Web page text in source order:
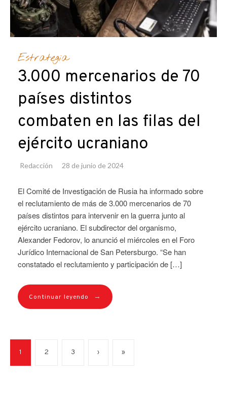
Estrategia
3.000 mercenarios de 70
países distintos
combaten en las filas del
ejército ucraniano
Redacción 28 de junio de 2024
El Comité de Investigación de Rusia ha informado sobre
el reclutamiento de más de 3.000 mercenarios de 70
países distintos para intervenir en la guerra junto al
ejército ucraniano. El subdirector del organismo,
Alexander Fedorov, lo anunció el miércoles en el Foro
Jurídico Internacional de San Petersburgo. “Se han
constatado el reclutamiento y participación de […]
Continuar leyendo →
1 2 3 › »